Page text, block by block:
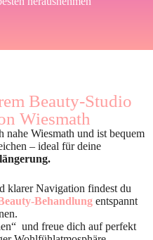
Beauty-Studio
Wiesmath
nahe Wiesmath und ist bequem
– ideal für deine
klarer Navigation findest du
Behandlung entspannt
und freue dich auf perfekt